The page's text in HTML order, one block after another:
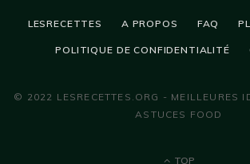
LESRECETTES A PROPOS FAQ
POLITIQUE DE CONFIDENTIALITÉ
© 2022 LESRECETTES.ORG - MEILLEURES
ASTUCES FOOD
TOP